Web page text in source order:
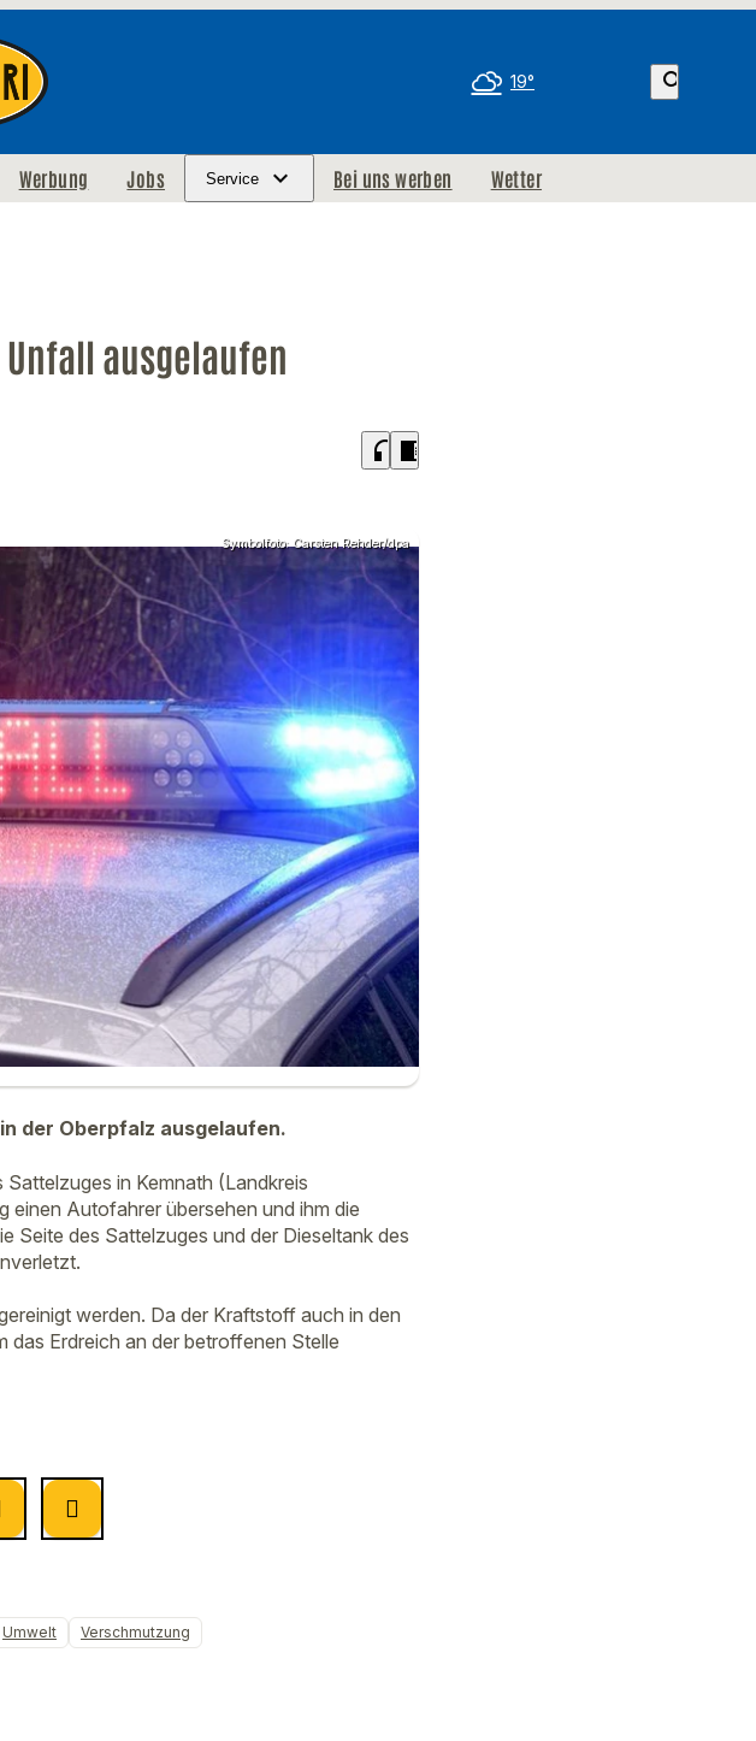
19° search
Werbung Jobs Service Bei uns werben Wetter
ausgelaufen
headphones chrome_reader_mode
Symbolfoto: Carsten Rehder/dpa
der Oberpfalz ausgelaufen.
in Kemnath (Landkreis
einen Autofahrer übersehen und ihm die
Seite des Sattelzuges und der Dieseltank des
werden. Da der Kraftstoff auch in den
das Erdreich an der betroffenen Stelle
Umwelt Verschmutzung